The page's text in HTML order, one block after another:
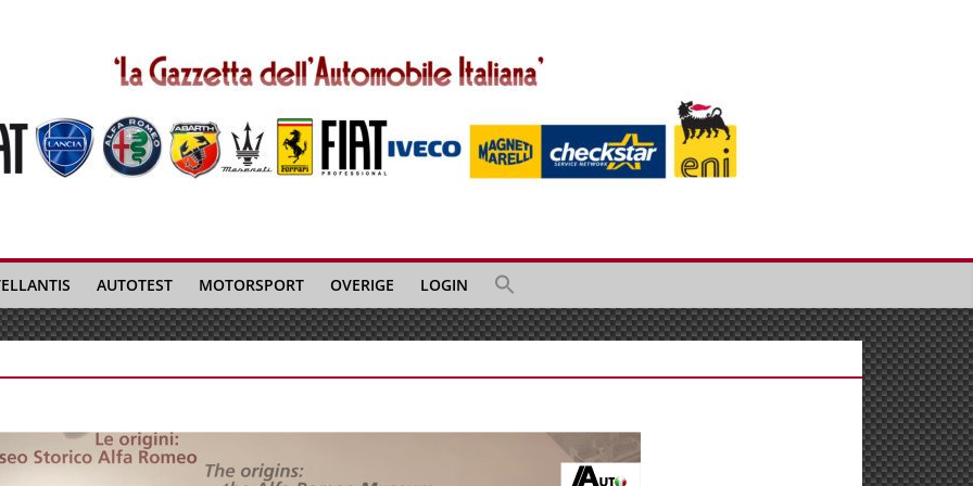
AUTOTEST MOTORSPORT OVERIGE LOGIN